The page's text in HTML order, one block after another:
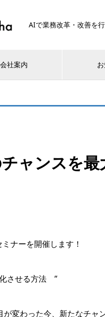
AIで業務改革・改善を
会社案内
チャンスを
ナーを開催します！
させる方法 ”
変わった今、新たなチャ